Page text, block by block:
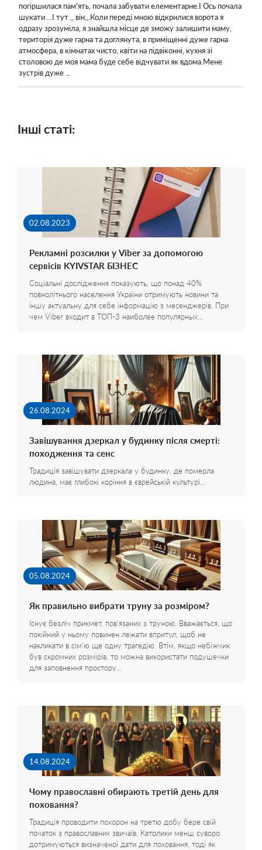
погіршилася пам'ять, почала забувати елементарне.І Ось почала
шукати ...І тут ,, він,,.Коли переді мною відкрилися ворота я
одразу зрозуміла, я знайшла місце де зможу залишити маму,
територія дуже гарна та доглянута, в приміщенні дуже гарна
атмосфера, в кімнатах чисто, квіти на підвіконні, кухня зі
столовою де моя мама буде себе відчувати як вдома.Мене
зустрів дуже ...
Інші статі:
02.08.2023
Рекламні розсилки у Viber за допомогою
сервісів KYIVSTAR БІЗНЕС
Соціальні дослідження показують, що понад 40%
повнолітнього населення України отримують новини та
іншу актуальну для себе інформацію з месенджерів. При
чем Viber входит в ТОП-3 наиболее популярных…
26.08.2024
Завішування дзеркал у будинку після смерті:
походження та сенс
Традиція завішувати дзеркала у будинку, де померла
людина, має глибокі коріння в єврейській культурі…
05.08.2024
Як правильно вибрати труну за розміром?
Існує безліч прикмет, пов'язаних з труною. Вважається, що
покійний у ньому повинен лежати впритул, щоб не
накликати в сім'ю ще одну трагедію. Втім, якщо небіжчик
був скромних розмірів, то можна використати подушечки
для заповнення простору…
14.08.2024
Чому православні обирають третій день для
поховання?
Традиція проводити похорон на третю добу бере свій
початок з православних звичаїв. Католики менш суворо
дотримуються визначеної дати для поховання, тоді як